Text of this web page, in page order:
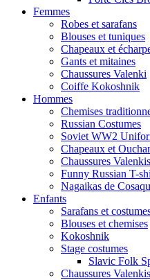
Femmes
Robes et sarafans
Blouses et tuniques
Chapeaux et
Gants et mitaines
Chaussures Valenki
Coiffe Kokoshnik
Hommes
Chemises
Russian Costumes
Soviet WW2
Chapeaux et
Chaussures Valenkis
Funny Russian T-
Nagaikas de
Enfants
Sarafans et
Blouses et chemises
Kokoshnik
Stage costumes
Slavic Folk
Chaussures Valenkis